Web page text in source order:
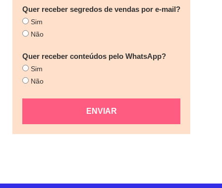
Quer receber segredos de vendas por e-mail?
Sim
Não
Quer receber conteúdos pelo WhatsApp?
Sim
Não
ENVIAR